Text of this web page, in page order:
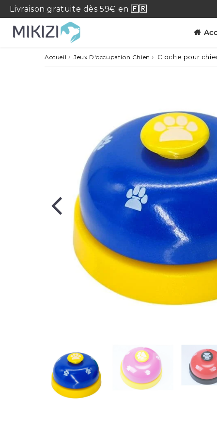
Livraison gratuite dès 59€ en🇫🇷
Accueil › Jeux D'occupation Chien › Cloche pour